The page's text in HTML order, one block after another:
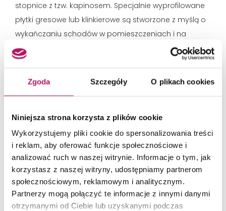
Zgoda Szczegóły O plikach cookies
Niniejsza strona korzysta z plików cookie
Wykorzystujemy pliki cookie do spersonalizowania treści
i reklam, aby oferować funkcje społecznościowe i
analizować ruch w naszej witrynie. Informacje o tym, jak
korzystasz z naszej witryny, udostępniamy partnerom
społecznościowym, reklamowym i analitycznym.
Partnerzy mogą połączyć te informacje z innymi danymi
otrzymanymi od Ciebie lub uzyskanymi podczas
stopnice z tzw. kapinosem. Specjalnie wyprofilowane
płytki gresowe lub klinkierowe są stworzone z myślą o
wykańczaniu schodów w pomieszczeniach i na
zewnątrz. To praktyczne rozwiązanie, cieszące się
coraz większą popularnością. Gotowe płytki
stopnicowe z kapinosem rozwiązują problem łączenia
kolekcji, wiec bez problemu powinniśmy móc
dopasować płytkę bazową, która umożliwi nam
estetyczne wykończenie całych schodów oraz
pomieszczeń obok klatki schodowej. Ciekawie
prezentują się np. płytki drewnopodobne, które
stosujemy w salonie i na schodach, tworząc spójną
aranżację.